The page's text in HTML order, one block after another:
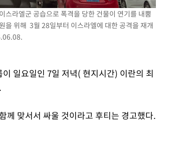
라엘군 공습으로 폭격을 당한 건물이 연기를 내뿜
을 위해 3월 28일부터 이스라엘에 대한 공격을 재개
일요일인 7일 저녁( 현지시간) 이란의 최
께 맞서서 싸울 것이라고 후티는 경고했다.